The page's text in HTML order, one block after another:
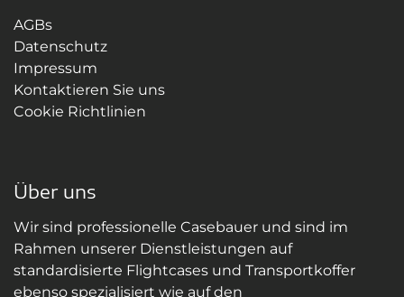
AGBs
Datenschutz
Impressum
Kontaktieren Sie uns
Cookie Richtlinien
Über uns
Wir sind professionelle Casebauer und sind im
Rahmen unserer Dienstleistungen auf
standardisierte Flightcases und Transportkoffer
ebenso spezialisiert wie auf den